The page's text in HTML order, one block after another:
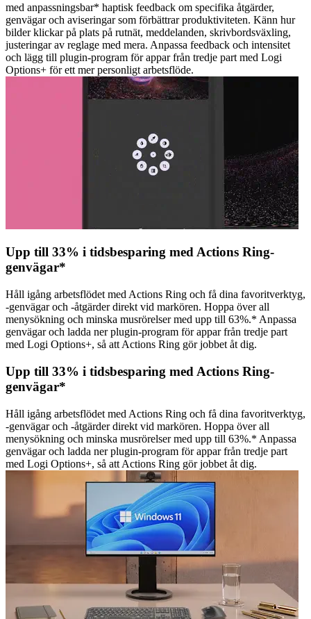
med anpassningsbar* haptisk feedback om specifika åtgärder,
genvägar och aviseringar som förbättrar produktiviteten. Känn hur
bilder klickar på plats på rutnät, meddelanden, skrivbordsväxling,
justeringar av reglage med mera. Anpassa feedback och intensitet
och lägg till plugin-program för appar från tredje part med Logi
Options+ för ett mer personligt arbetsflöde.
Upp till 33% i tidsbesparing med Actions Ring-
genvägar*
Håll igång arbetsflödet med Actions Ring och få dina favoritverktyg,
-genvägar och -åtgärder direkt vid markören. Hoppa över all
menysökning och minska musrörelser med upp till 63%.* Anpassa
genvägar och ladda ner plugin-program för appar från tredje part
med Logi Options+, så att Actions Ring gör jobbet åt dig.
Upp till 33% i tidsbesparing med Actions Ring-
genvägar*
Håll igång arbetsflödet med Actions Ring och få dina favoritverktyg,
-genvägar och -åtgärder direkt vid markören. Hoppa över all
menysökning och minska musrörelser med upp till 63%.* Anpassa
genvägar och ladda ner plugin-program för appar från tredje part
med Logi Options+, så att Actions Ring gör jobbet åt dig.